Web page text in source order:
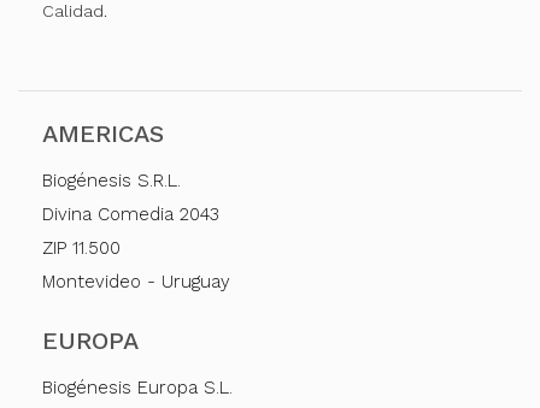
Calidad.
AMERICAS
Biogénesis S.R.L.
Divina Comedia 2043
ZIP 11.500
Montevideo - Uruguay
EUROPA
Biogénesis Europa S.L.